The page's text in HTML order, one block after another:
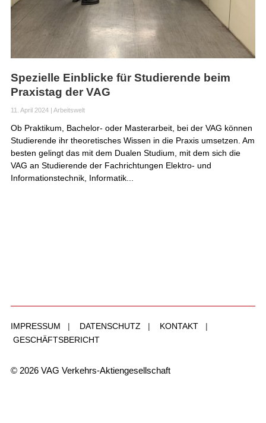
Spezielle Einblicke für Studierende beim
Praxistag der VAG
11. April 2024| Arbeitswelt
Ob Praktikum, Bachelor- oder Masterarbeit, bei der VAG können
Studierende ihr theoretisches Wissen in die Praxis umsetzen. Am
besten gelingt das mit dem Dualen Studium, mit dem sich die
VAG an Studierende der Fachrichtungen Elektro- und
Informationstechnik, Informatik...
IMPRESSUM | DATENSCHUTZ | KONTAKT|
GESCHÄFTSBERICHT
© 2026 VAG Verkehrs-Aktiengesellschaft